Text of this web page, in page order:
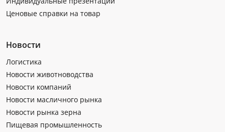
Ценовые справки на товар
Новости
Логистика
Новости животноводства
Новости компаний
Новости масличного рынка
Новости рынка зерна
Пищевая промышленность